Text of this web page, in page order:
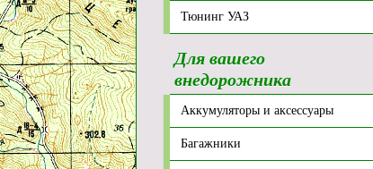
Тюнинг УАЗ
Для вашего
внедорожника
Аккумуляторы и аксессуары
Багажники